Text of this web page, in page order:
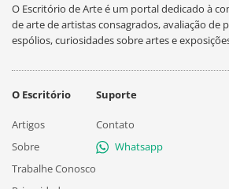
O Escritório de Arte é um portal dedicado à
de arte de artistas consagrados, avaliação de
espólios, curiosidades sobre artes e
O Escritório
Artigos
Sobre
Trabalhe Conosco
Suporte
Contato
Whatsapp